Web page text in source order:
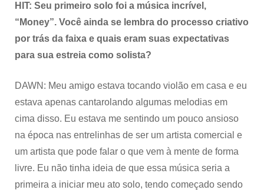
HIT: Seu primeiro solo foi a música incrível,
“Money”. Você ainda se lembra do processo criativo
por trás da faixa e quais eram suas expectativas
para sua estreia como solista?
DAWN: Meu amigo estava tocando violão em casa e eu
estava apenas cantarolando algumas melodias em
cima disso. Eu estava me sentindo um pouco ansioso
na época nas entrelinhas de ser um artista comercial e
um artista que pode falar o que vem à mente de forma
livre. Eu não tinha ideia de que essa música seria a
primeira a iniciar meu ato solo, tendo começado sendo